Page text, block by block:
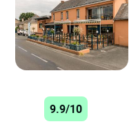
9.9/10